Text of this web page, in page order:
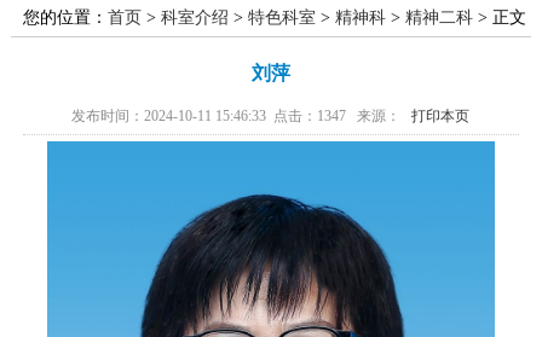
员会
国家药物临
您的位置： 首页 > 科室介绍 > 特色科室 > 精神科> 精神二科> 正文
刘萍
发布时间：2024-10-11 15:46:33 点击： 1347 来源：打印本页